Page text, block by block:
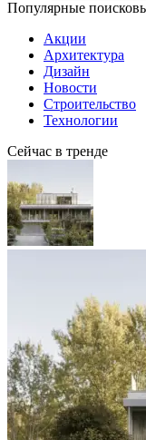
Популярные
Акции
Архитектура
Дизайн
Новости
Строительство
Технологии
Сейчас в тренде